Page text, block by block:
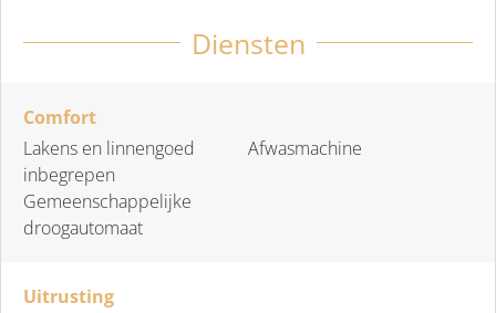
Diensten
Comfort
Lakens en linnengoed
inbegrepen
Gemeenschappelijke
droogautomaat
Afwasmachine
Uitrusting